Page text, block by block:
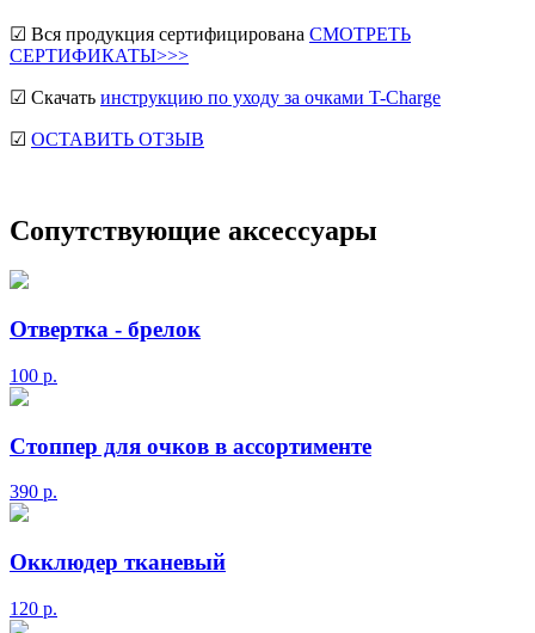
☑ Вся продукция сертифицирована СМОТРЕТЬ
СЕРТИФИКАТЫ>>>
☑ Скачать инструкцию по уходу за очками T-Charge
☑ ОСТАВИТЬ ОТЗЫВ
Сопутствующие аксессуары
Отвертка - брелок
100 р.
Стоппер для очков в ассортименте
390 р.
Окклюдер тканевый
120 р.